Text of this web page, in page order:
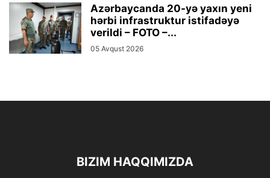
Azərbaycanda 20-yə yaxın yeni
hərbi infrastruktur istifadəyə
verildi – FOTO –...
05 Avqust 2026
BIZIM HAQQIMIZDA